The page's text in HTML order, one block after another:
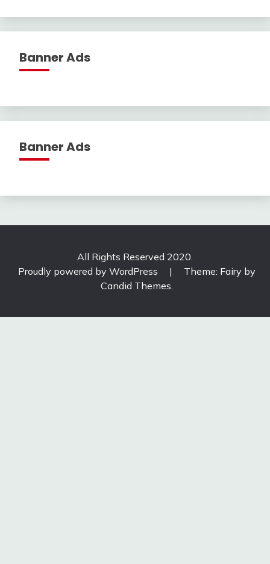
Banner Ads
Banner Ads
All Rights Reserved 2020.
Proudly powered by WordPress
|
Theme: Fairy by
Candid Themes.